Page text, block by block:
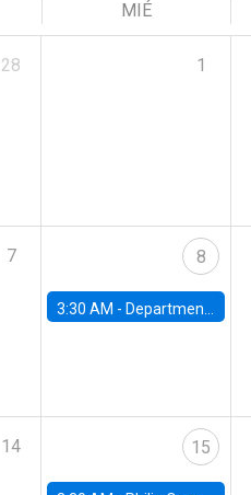
MIÉ
28 1
7 8
3:30 AM - Department Seminar: James Robinson
14 15